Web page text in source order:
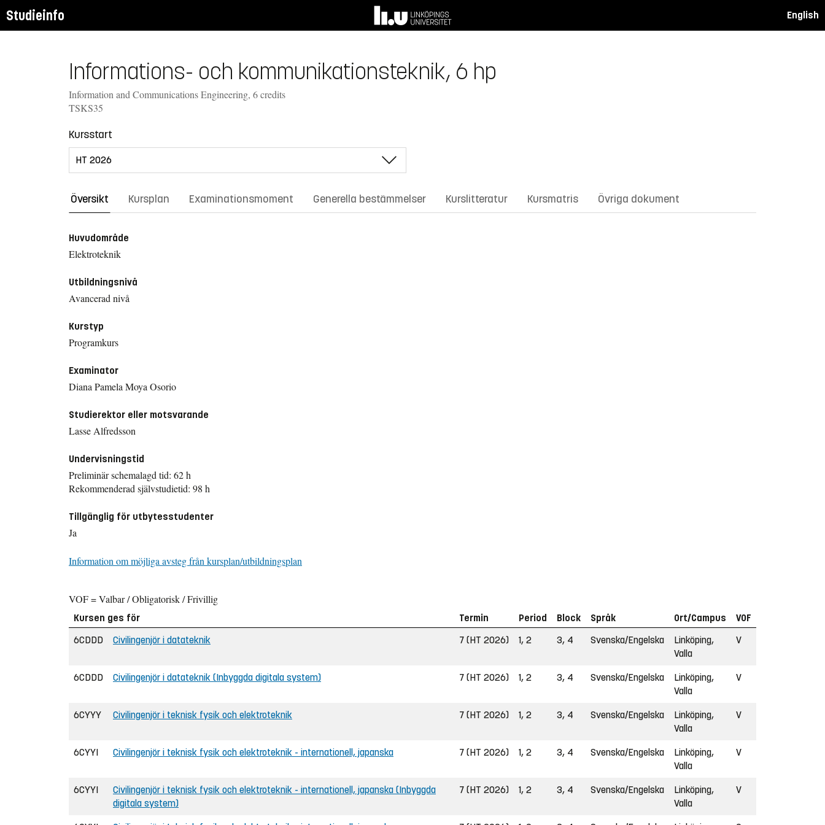
Studieinfo English
Informations- och kommunikationsteknik, 6 hp
Information and Communications Engineering, 6 credits
TSKS35
Kursstart
Översikt Kursplan Examinationsmoment Generella bestämmelser Kurslitteratur Kursmatris Övriga dokument
Huvudområde
Elektroteknik
Utbildningsnivå
Avancerad nivå
Kurstyp
Programkurs
Examinator
Diana Pamela Moya Osorio
Studierektor eller motsvarande
Lasse Alfredsson
Undervisningstid
Preliminär schemalagd tid: 62 h
Rekommenderad självstudietid: 98 h
Tillgänglig för utbytesstudenter
Ja
Information om möjliga avsteg från kursplan/utbildningsplan
VOF = Valbar / Obligatorisk / Frivillig
Kursen ges för Termin Period Block Språk Ort/Campus
VOF
6CDDD
Civilingenjör i datateknik 7 (HT 2026) 1, 2 3, 4 Svenska/Engelska
Linköping,
Valla
V
6CDDD Civilingenjör i datateknik (Inbyggda digitala system) 7 (HT 2026) 1, 2 3, 4 Svenska/Engelska
Linköping,
Valla
V
6CYYY Civilingenjör i teknisk fysik och elektroteknik 7 (HT 2026) 1, 2 3, 4 Svenska/Engelska
Linköping,
Valla
V
6CYYI Civilingenjör i teknisk fysik och elektroteknik - internationell, japanska 7 (HT 2026) 1, 2 3, 4 Svenska/Engelska
Linköping,
Valla
V
6CYYI
Civilingenjör i teknisk fysik och elektroteknik - internationell, japanska (Inbyggda
digitala system)
7 (HT 2026) 1, 2 3, 4 Svenska/Engelska
Linköping,
Valla
V